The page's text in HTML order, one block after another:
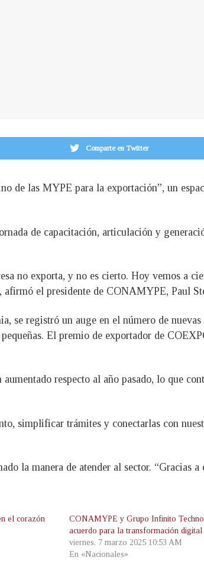
Comparte en Twitter
de las MYPE para la exportación”, un
de capacitación, articulación y
no exporta, y no es cierto. Hoy vemos a
afirmó el presidente de CONAMYPE, Paul
se registró un auge en el número de nuevas
El premio de exportador de
respecto al año pasado, lo que
simplificar trámites y conectarlas con
la manera de atender al sector. “Gracias a
el corazón
CONAMYPE y Grupo Infinito
acuerdo para la transformación
viernes, 7 marzo 2025 10:53 AM
En «Nacionales»